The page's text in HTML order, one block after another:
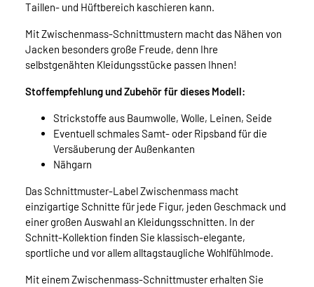
Taillen- und Hüftbereich kaschieren kann.
Mit Zwischenmass-Schnittmustern macht das Nähen von
Jacken besonders große Freude, denn Ihre
selbstgenähten Kleidungsstücke passen Ihnen!
Stoffempfehlung und Zubehör für dieses Modell:
Strickstoffe aus Baumwolle, Wolle, Leinen, Seide
Eventuell schmales Samt- oder Ripsband für die
Versäuberung der Außenkanten
Nähgarn
Das Schnittmuster-Label Zwischenmass macht
einzigartige Schnitte für jede Figur, jeden Geschmack und
einer großen Auswahl an Kleidungsschnitten. In der
Schnitt-Kollektion finden Sie klassisch-elegante,
sportliche und vor allem alltagstaugliche Wohlfühlmode.
Mit einem Zwischenmass-Schnittmuster erhalten Sie